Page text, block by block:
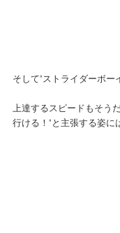
そして"ストライダーボー
上達するスピードもそう
行ける！"と主張する姿に